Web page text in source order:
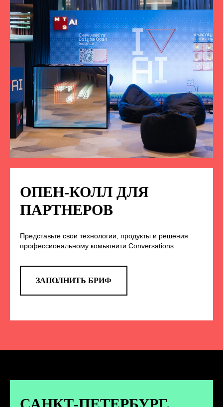
ОПЕН-КОЛЛ ДЛЯ
ПАРТНЕРОВ
Представьте свои технологии, продукты и решения
профессиональному комьюнити Conversations
ЗАПОЛНИТЬ БРИФ
НА НАС В СОЦСЕТЯХ
TELEGRAM
анонс новых спикеров и другие
новости конференции